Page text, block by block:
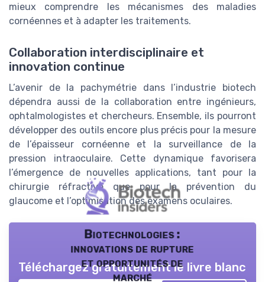
mieux comprendre les mécanismes des maladies
cornéennes et à adapter les traitements.
Collaboration interdisciplinaire et
innovation continue
L’avenir de la pachymétrie dans l’industrie biotech
dépendra aussi de la collaboration entre ingénieurs,
ophtalmologistes et chercheurs. Ensemble, ils pourront
développer des outils encore plus précis pour la mesure
de l’épaisseur cornéenne et la surveillance de la
pression intraoculaire. Cette dynamique favorisera
l’émergence de nouvelles applications, tant pour la
chirurgie réfractive que pour la prévention du
glaucome et l’optimisation des examens oculaires.
Biotechnologies :
innovations de rupture
et opportunités de
marché
Téléchargez gratuitement le livre blanc